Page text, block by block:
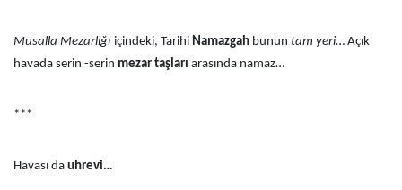
Musalla Mezarlığı içindeki, Tarihi Namazgah bunun tam yeri… Açık
havada serin -serin mezar taşları arasında namaz…
***
Havası da uhrevi…